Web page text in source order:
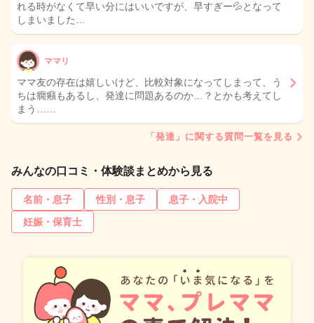
れる時がなくて早い分にはいいですが、早すぎー💦となって
しまいました…
ママリ
ママ友の存在は嬉しいけど、比較対象になってしまって、う
ちは癇癪もあるし、発達に問題あるのか…？とかも考えてし
まう……
「発達」に関する質問一覧を見る
みんなの口コミ・体験談まとめから見る
名前・息子 性別・息子
息子・入院中
妊娠・保育士